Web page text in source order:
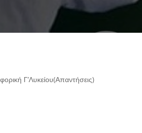
Γ’Λυκείου(Απαντήσεις)